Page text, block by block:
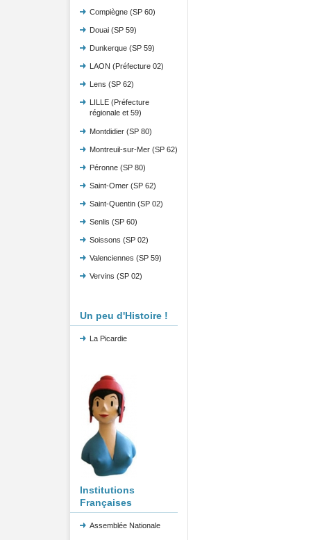
Compiègne (SP 60)
Douai (SP 59)
Dunkerque (SP 59)
LAON (Préfecture 02)
Lens (SP 62)
LILLE (Préfecture
régionale et 59)
Montdidier (SP 80)
Montreuil-sur-Mer (SP 62)
Péronne (SP 80)
Saint-Omer (SP 62)
Saint-Quentin (SP 02)
Senlis (SP 60)
Soissons (SP 02)
Valenciennes (SP 59)
Vervins (SP 02)
Un peu d'Histoire !
La Picardie
Institutions
Françaises
Assemblée Nationale